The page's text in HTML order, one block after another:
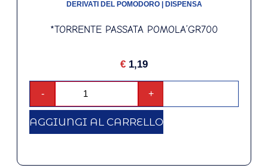
DERIVATI DEL POMODORO| DISPENSA
*TORRENTE PASSATA POMOLA’GR700
€ 1,19
- +
AGGIUNGI AL CARRELLO